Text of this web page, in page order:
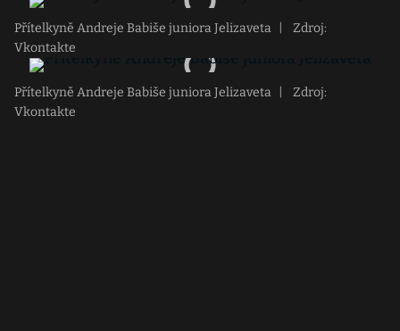
Přítelkyně Andreje Babiše juniora Jelizaveta
Zdroj:
Vkontakte
Přítelkyně Andreje Babiše juniora Jelizaveta
Zdroj:
Vkontakte